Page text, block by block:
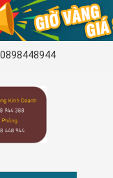
0898448944